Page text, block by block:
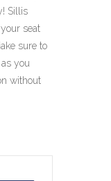
Sillis
seat
sure to
you
without